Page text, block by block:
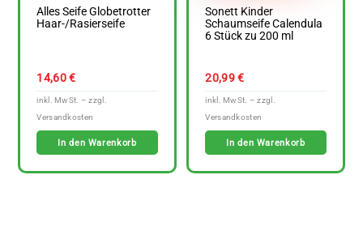
Alles Seife Globetrotter
Haar-/Rasierseife
14,60€
In den Warenkorb
Sonett Kinder
Schaumseife Calendula
6 Stück zu 200 ml
20,99€
In den Warenkorb